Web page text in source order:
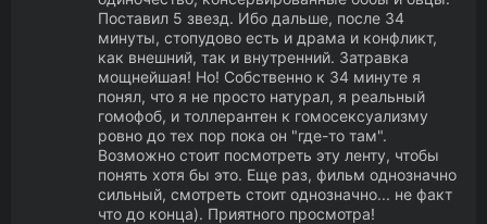
Поставил 5 звезд. Ибо дальше, после 34
минуты, стопудово есть и драма и конфликт,
как внешний, так и внутренний. Затравка
мощнейшая! Но! Собственно к 34 минуте я
понял, что я не просто натурал, я реальный
гомофоб, и толлерантен к гомосексуализму
ровно до тех пор пока он "где-то там".
Возможно стоит посмотреть эту ленту, чтобы
понять хотя бы это. Еще раз, фильм однозначно
сильный, смотреть стоит однозначно... не факт
что до конца). Приятного просмотра!